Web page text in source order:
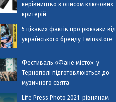
керівництво з описом ключових
критерій
5 цікавих фактів про рюкзаки від
українського бренду Twinsstore
Фестиваль «Фане місто»: у
Тернополі підготовлюються до
музичного свята
Life Press Photo 2021: рівнянам